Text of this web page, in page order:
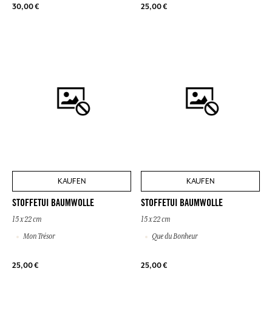
30,00 € 25,00 €
KAUFEN
STOFFETUI BAUMWOLLE
15 x 22 cm
Mon Trésor
25,00 €
KAUFEN
STOFFETUI BAUMWOLLE
15 x 22 cm
Que du Bonheur
25,00 €